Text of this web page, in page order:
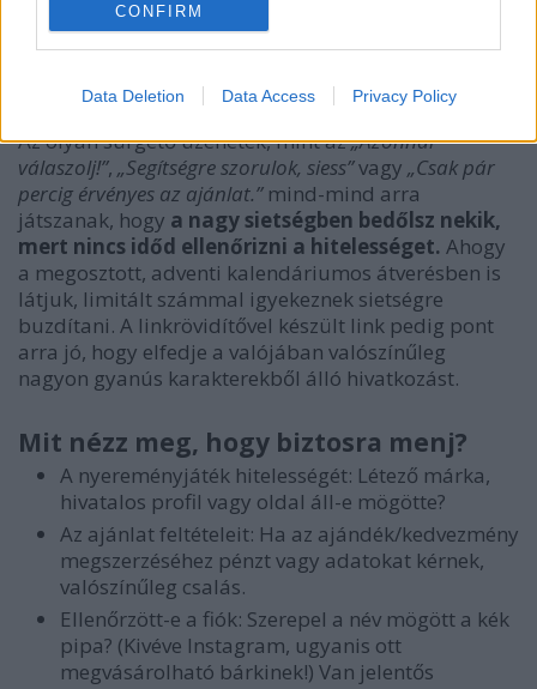
CONFIRM
Data Deletion Data Access Privacy Policy
Az olyan sürgető üzenetek, mint az„Azonnal
válaszolj!”, „Segítségre szorulok, siess”vagy „Csak pár
percig érvényes az ajánlat.”mind-mind arra
játszanak, hogy a nagy sietségben bedőlsz nekik,
mert nincs időd ellenőrizni a hitelességet. Ahogy
a megosztott, adventi kalendáriumos átverésben is
látjuk, limitált számmal igyekeznek sietségre
buzdítani. A linkrövidítővel készült link pedig pont
arra jó, hogy elfedje a valójában valószínűleg
nagyon gyanús karakterekből álló hivatkozást.
Mit nézz meg, hogy biztosra menj?
A nyereményjáték hitelességét: Létező márka,
hivatalos profil vagy oldal áll-e mögötte?
Az ajánlat feltételeit: Ha az ajándék/kedvezmény
megszerzéséhez pénzt vagy adatokat kérnek,
valószínűleg csalás.
Ellenőrzött-e a fiók: Szerepel a név mögött a kék
pipa? (Kivéve Instagram, ugyanis ott
megvásárolható bárkinek!) Van jelentős